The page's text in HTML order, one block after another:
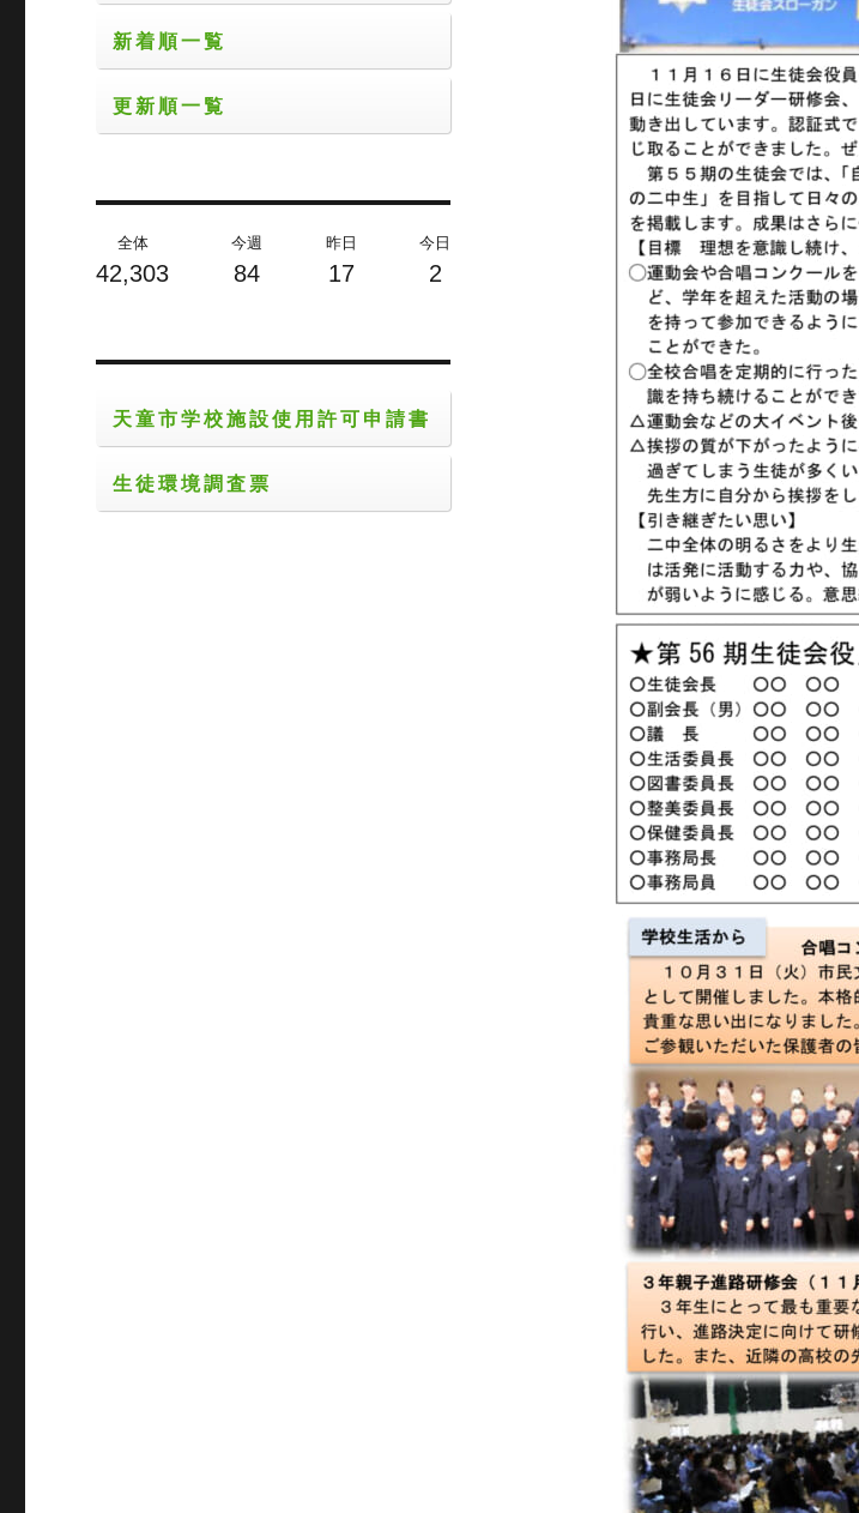
新着順一覧
更新順一覧
全体
42,303
今週
84
昨日
17
今日
2
天童市学校施設使用許可申請書
生徒環境調査票